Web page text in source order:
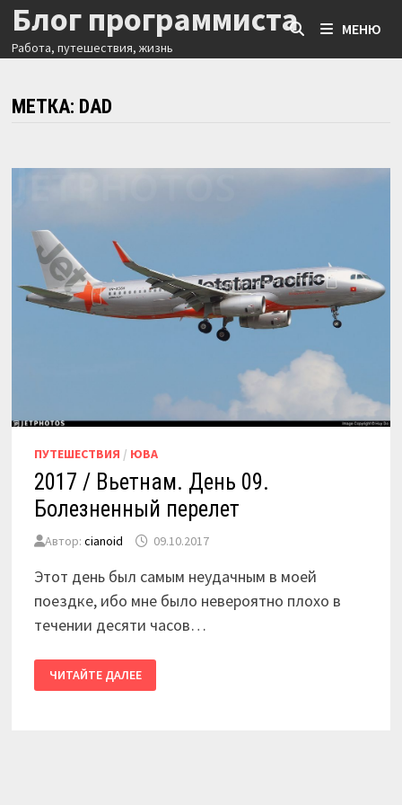
Перейти
содержимому
Блог программиста
Работа, путешествия, жизнь
МЕНЮ
МЕТКА: DAD
ПУТЕШЕСТВИЯ / ЮВА
2017 / Вьетнам. День 09.
Болезненный перелет
Автор: cianoid 09.10.2017
Этот день был самым неудачным в моей
поездке, ибо мне было невероятно плохо в
течении десяти часов…
/
ВЬЕТНАМ.
ЧИТАЙТЕ ДАЛЕЕ